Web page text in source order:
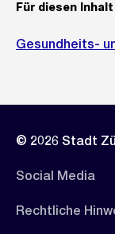
Für diesen
Gesundheits-
© 2026 Stadt
Social Media
Rechtliche